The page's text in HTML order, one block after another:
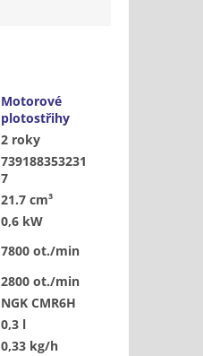
Motorové
plotostřihy
2 roky
739188353231
7
21.7 cm³
0,6 kW
7800 ot./min
2800 ot./min
NGK CMR6H
0,3 l
0,33 kg/h